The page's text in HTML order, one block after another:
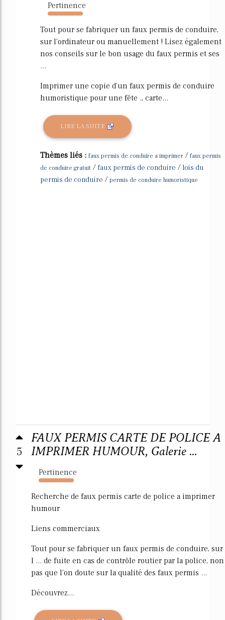
Pertinence
318%
Tout pour se fabriquer un faux permis de conduire,
sur l'ordinateur ou manuellement ! Lisez également
nos conseils sur le bon usage du faux permis et ses
...
Imprimer une copie d'un faux permis de conduire
humoristique pour une fête ., carte...
LIRE LA SUITE
Thèmes liés : faux permis de conduire a imprimer / faux permis
de conduire gratuit / faux permis de conduire / lois du
permis de conduire / permis de conduire humoristique
5
FAUX PERMIS CARTE DE POLICE A
IMPRIMER HUMOUR, Galerie ...
Pertinence
145%
Recherche de faux permis carte de police a imprimer
humour
Liens commerciaux
Tout pour se fabriquer un faux permis de conduire, sur
l ... de fuite en cas de contrôle routier par la police, non
pas que l'on doute sur la qualité des faux permis ...
Découvrez...